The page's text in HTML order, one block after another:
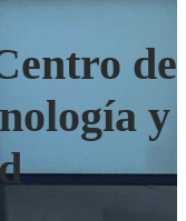
de
y